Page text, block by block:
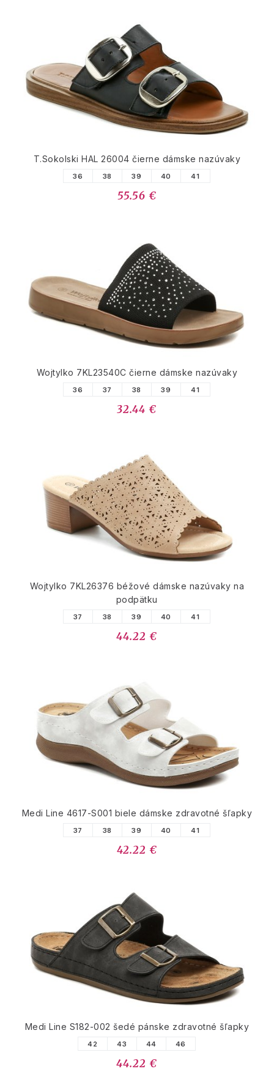
T.Sokolski HAL 26004 čierne dámske nazúvaky
36 38 39 40 41
55.56 €
Wojtylko 7KL23540C čierne dámske nazúvaky
36 37 38 39 41
32.44 €
Wojtylko 7KL26376 béžové dámske nazúvaky na
podpätku
37 38 39 40 41
44.22 €
Medi Line 4617-S001 biele dámske zdravotné šľapky
37 38 39 40 41
42.22 €
Medi Line S182-002 šedé pánske zdravotné šľapky
42 43 44 46
44.22 €